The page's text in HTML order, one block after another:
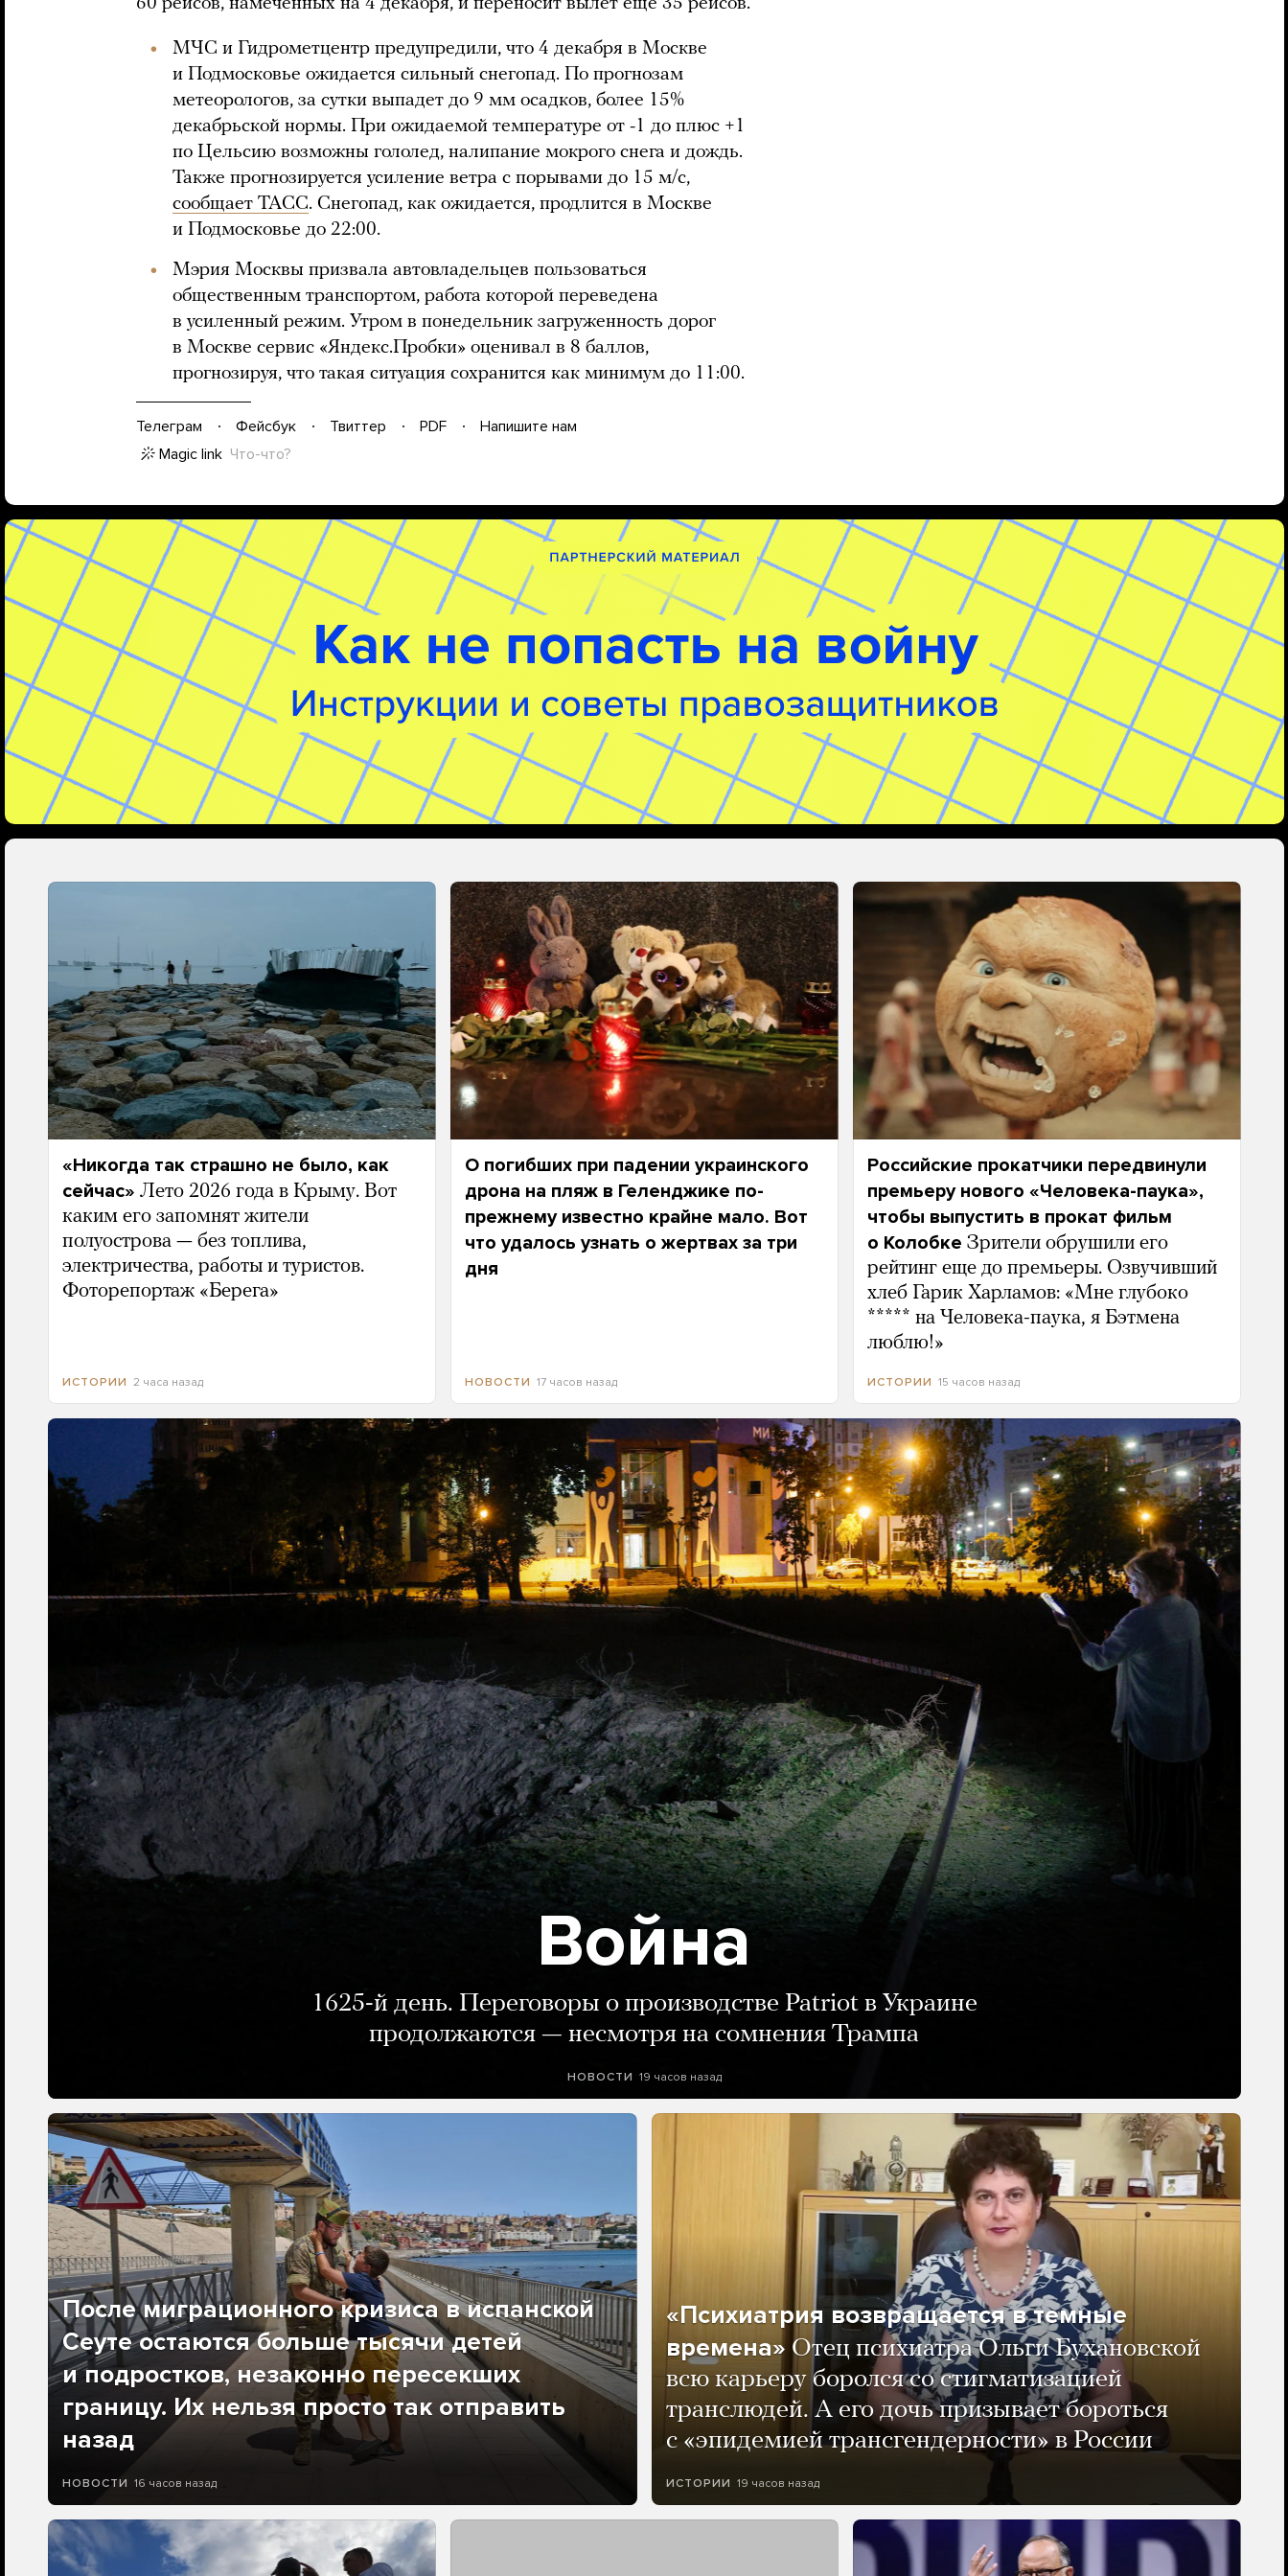
60 рейсов, намеченных на 4 декабря, и переносит вылет еще 35 рейсов.
МЧС и Гидрометцентр предупредили, что 4 декабря в Москве
и Подмосковье ожидается сильный снегопад. По прогнозам
метеорологов, за сутки выпадет до 9 мм осадков, более 15%
декабрьской нормы. При ожидаемой температуре от -1 до плюс +1
по Цельсию возможны гололед, налипание мокрого снега и дождь.
Также прогнозируется усиление ветра с порывами до 15 м/с,
сообщает ТАСС. Снегопад, как ожидается, продлится в Москве
и Подмосковье до 22:00.
Мэрия Москвы призвала автовладельцев пользоваться
общественным транспортом, работа которой переведена
в усиленный режим. Утром в понедельник загруженность дорог
в Москве сервис «Яндекс.Пробки» оценивал в 8 баллов,
прогнозируя, что такая ситуация сохранится как минимум до 11:00.
Телеграм Фейсбук Твиттер PDF
Напишите нам
Magic link Что-что?
«Никогда так страшно не было, как
сейчас» Лето 2026 года в Крыму. Вот
каким его запомнят жители
полуострова — без топлива,
электричества, работы и туристов.
Фоторепортаж «Берега»
ИСТОРИИ 2 часа назад
О погибших при падении украинского
дрона на пляж в Геленджике по-
прежнему известно крайне мало. Вот
что удалось узнать о жертвах за три
дня
НОВОСТИ 17 часов назад
Российские прокатчики передвинули
премьеру нового «Человека-паука»,
чтобы выпустить в прокат фильм
о Колобке Зрители обрушили его
рейтинг еще до премьеры. Озвучивший
хлеб Гарик Харламов: «Мне глубоко
***** на Человека-паука, я Бэтмена
люблю!»
ИСТОРИИ 15 часов назад
Война
1625-й день. Переговоры о производстве Patriot в Украине
продолжаются — несмотря на сомнения Трампа
НОВОСТИ 19 часов назад
После миграционного кризиса в испанской
Сеуте остаются больше тысячи детей
и подростков, незаконно пересекших
границу. Их нельзя просто так отправить
назад
НОВОСТИ 16 часов назад
«Психиатрия возвращается в темные
времена» Отец психиатра Ольги Бухановской
всю карьеру боролся со стигматизацией
транслюдей. А его дочь призывает бороться
с «эпидемией трансгендерности» в России
ИСТОРИИ 19 часов назад